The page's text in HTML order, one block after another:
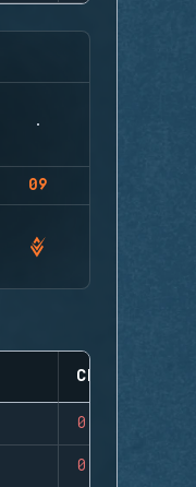
09
CLUTCHES
0
0